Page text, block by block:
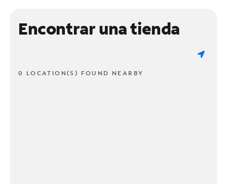
Encontrar una tienda
0 LOCATION(S) FOUND NEARBY